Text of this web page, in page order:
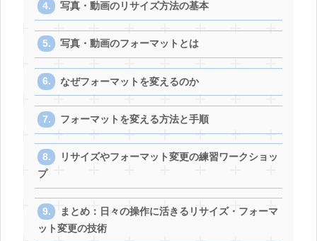
写真・動画のリサイズ方法の基本
写真・動画のフォーマットとは
なぜフォーマットを変えるのか
フォーマットを変える方法と手順
リサイズやフォーマット変更の練習ワークショッ
プ
まとめ：日々の操作に活きるリサイズ・フォーマ
ット変更の技術